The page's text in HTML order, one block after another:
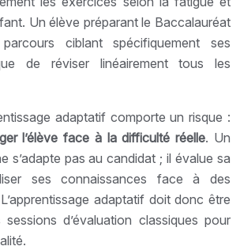
Un élève préparant le Baccalauréat
ciblant spécifiquement ses
de réviser linéairement tous les
adaptatif comporte un risque :
l’élève face à la difficulté réelle. Un
s’adapte pas au candidat ; il évalue sa
ses connaissances face à des
adaptatif doit donc être
d’évaluation classiques pour